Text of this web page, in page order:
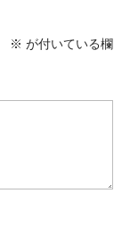
※ が付いている欄